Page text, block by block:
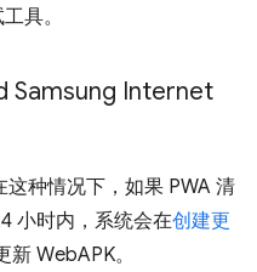
具。
Samsung Internet
种情况下，如果 PWA 清
小时内，系统会在创建更
新 WebAPK。